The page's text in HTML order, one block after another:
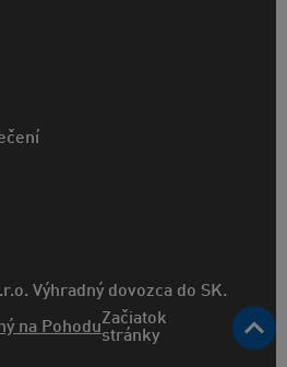
Výhradný dovozca do SK.
na PohoduZačiatok
stránky